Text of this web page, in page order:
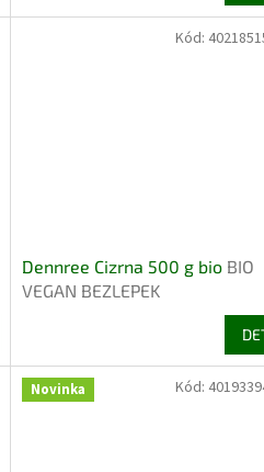
Dennree Cizrna 500 g bio BIO
VEGAN BEZLEPEK
Kód:
Novinka Kód: